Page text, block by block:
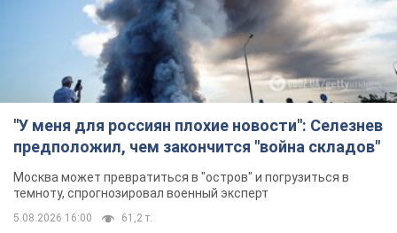
темноту, спрогнозировал военный эксперт
5.08.2026 16:00 61,2 т.
Банки "готовятся" к новому курсу
доллара: украинцам рассказали,
чего ожидать
12 часов назад 120,9 т.